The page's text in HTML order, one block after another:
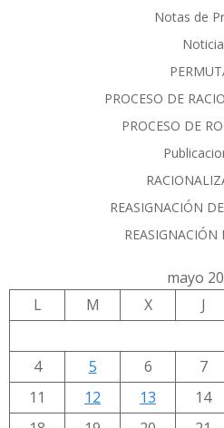
Notas de
Noticia
PROCESO DE
PROCESO DE
REASIGNACIÓN
REASIGNACIÓN
mayo
L
M X J
4
5 6 7
11
12 13 14